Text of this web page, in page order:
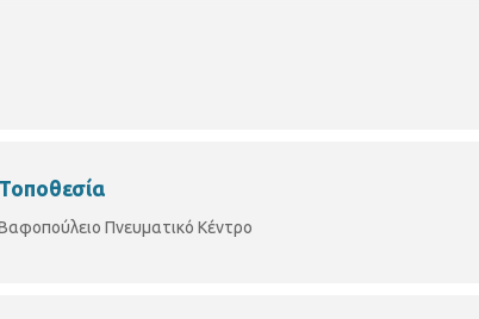
«Αυτό το αστέρι είναι για όλους μας» συνδιοργανώνει
Τοποθεσία
Πνευματικό Κέντρο